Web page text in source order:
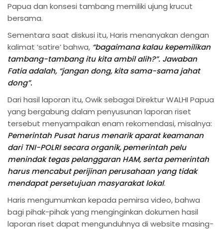
Papua dan konsesi tambang memiliki ujung krucut
bersama.
Sementara saat diskusi itu, Haris menanyakan dengan
kalimat ‘satire’ bahwa, “bagaimana kalau kepemilikan
tambang-tambang itu kita ambil alih?”. Jawaban
Fatia adalah, “jangan dong, kita sama-sama jahat
dong”.
Dari hasil laporan itu, Owik sebagai Direktur WALHI Papua
yang bergabung dalam penyusunan laporan riset
tersebut menyampaikan enam rekomendasi, misalnya:
Pemerintah Pusat harus menarik aparat keamanan
dari TNI-POLRI secara organik, pemerintah pelu
menindak tegas pelanggaran HAM, serta pemerintah
harus mencabut perijinan perusahaan yang tidak
mendapat persetujuan masyarakat lokal.
Haris mengumumkan kepada pemirsa video, bahwa
bagi pihak-pihak yang menginginkan dokumen hasil
laporan riset dapat mengunduhnya di website masing-